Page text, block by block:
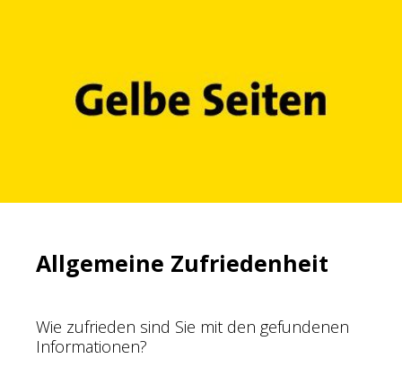
Allgemeine Zufriedenheit
Wie zufrieden sind Sie mit den gefundenen
Informationen?